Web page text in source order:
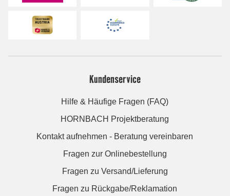
Kundenservice
Hilfe & Häufige Fragen (FAQ)
HORNBACH Projektberatung
Kontakt aufnehmen - Beratung vereinbaren
Fragen zur Onlinebestellung
Fragen zu Versand/Lieferung
Fragen zu Rückgabe/Reklamation